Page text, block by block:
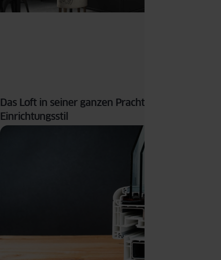
Das Loft in seiner ganzen Pracht – ein origineller
Einrichtungsstil